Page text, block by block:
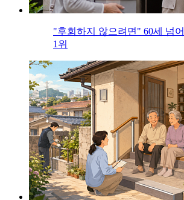
"후회하지 않으려면" 60세 넘
1위